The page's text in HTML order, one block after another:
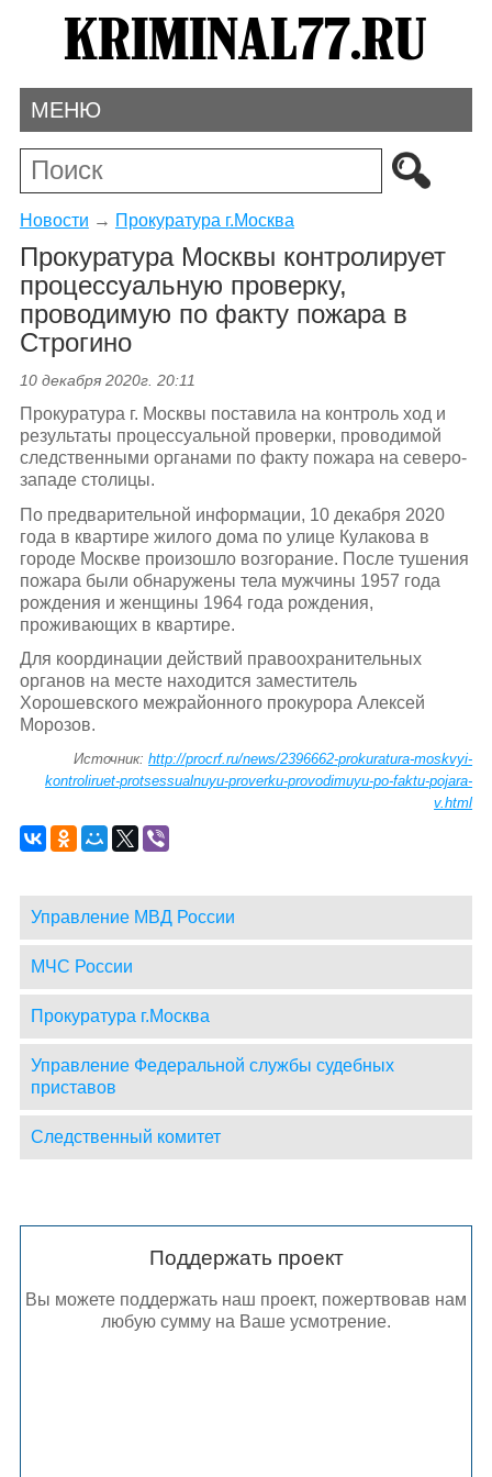
МЕНЮ
Новости → Прокуратура г.Москва
Прокуратура Москвы контролирует
процессуальную проверку,
проводимую по факту пожара в
Строгино
10 декабря 2020г. 20:11
Прокуратура г. Москвы поставила на контроль ход и
результаты процессуальной проверки, проводимой
следственными органами по факту пожара на северо-
западе столицы.
По предварительной информации, 10 декабря 2020
года в квартире жилого дома по улице Кулакова в
городе Москве произошло возгорание. После тушения
пожара были обнаружены тела мужчины 1957 года
рождения и женщины 1964 года рождения,
проживающих в квартире.
Для координации действий правоохранительных
органов на месте находится заместитель
Хорошевского межрайонного прокурора Алексей
Морозов.
Источник:http://procrf.ru/news/2396662-prokuratura-moskvyi-
kontroliruet-protsessualnuyu-proverku-provodimuyu-po-faktu-pojara-
v.html
Управление МВД России
МЧС России
Прокуратура г.Москва
Управление Федеральной службы судебных
приставов
Следственный комитет
Поддержать проект
Вы можете поддержать наш проект, пожертвовав нам
любую сумму на Ваше усмотрение.